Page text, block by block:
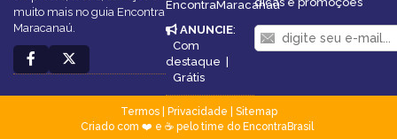
muito mais no guia Encontra
Maracanaú.
EncontraMaracanaú
ANUNCIE:
Com
destaque |
Grátis
Termos| Privacidade
Sitemap
Criado com ❤️ e ☕ pelo time do EncontraBrasil